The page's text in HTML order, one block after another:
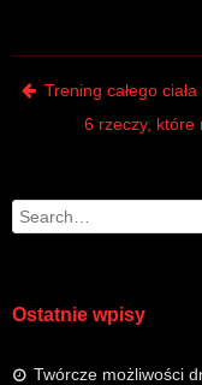
Search
Ostatnie wpisy
Twórcze możliwości
Post
Trening całego
6 rzeczy, które